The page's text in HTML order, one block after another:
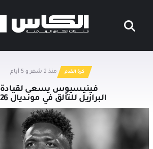
كرة القدم منذ 2 شهر و 5 أيام
فينيسيوس يسعى لقيادة
البرازيل للتألق في مونديال 2026